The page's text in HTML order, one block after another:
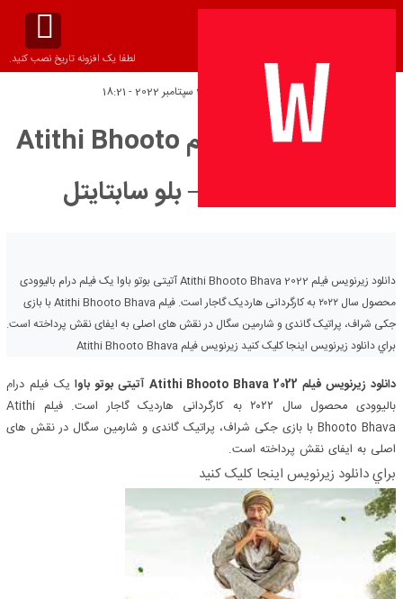
لطفا یک افزونه تاریخ نصب کنید.
تاریخ انتشار:
دانلود زیرنویس فیلم Atithi Bhooto
دانلود زیرنویس فیلم Atithi Bhooto Bhava 2022 آتیتی بوتو باوا یک فیلم درام بالیوودی
محصول سال ۲۰۲۲ به کارگردانی هاردیک گاجار است. فیلم Atithi Bhooto Bhava با بازی
جکی شراف، پراتیک گاندی و شارمین سگال در نقش های اصلی به ایفای نقش پرداخته است.
براي دانلود زيرنويس اينجا کليک کنيد زیرنویس فیلم Atithi Bhooto Bhava
دانلود زیرنویس فیلم Atithi Bhooto Bhava 2022 آتیتی بوتو باوایک فیلم درام
بالیوودی محصول سال ۲۰۲۲ به کارگردانی هاردیک گاجار است. فیلم Atithi
Bhooto Bhava با بازی جکی شراف، پراتیک گاندی و شارمین سگال در نقش های
اصلی به ایفای نقش پرداخته است.
براي دانلود زيرنويس اينجا کليک کنيد